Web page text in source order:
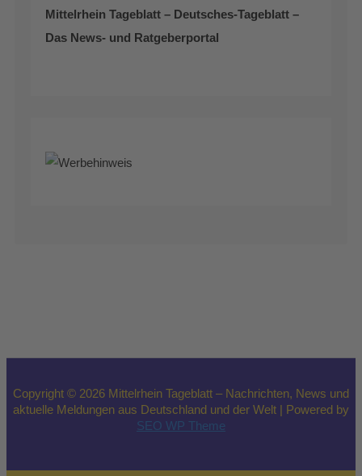
Mittelrhein Tageblatt – Deutsches-Tageblatt –
Das News- und Ratgeberportal
Copyright © 2026 Mittelrhein Tageblatt – Nachrichten, News und
aktuelle Meldungen aus Deutschland und der Welt | Powered by
SEO WP Theme